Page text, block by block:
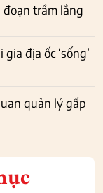
đoạn trầm lắng
địa ốc ‘sống’
quản lý gấp